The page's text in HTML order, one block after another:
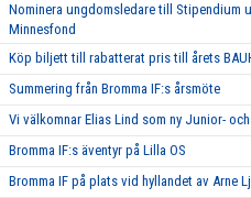
Nominera ungdomsledare till Stipendium
Minnesfond
Köp biljett till rabatterat pris till årets
Summering från Bromma IF:s årsmöte
Vi välkomnar Elias Lind som ny Junior-
Bromma IF:s äventyr på Lilla OS
Bromma IF på plats vid hyllandet av Arne